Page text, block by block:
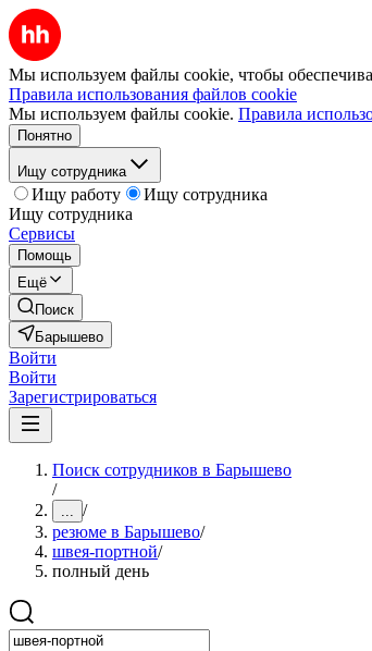
Мы используем файлы cookie, чтобы
Правила использования файлов cookie
Мы используем файлы cookie. Правила
Понятно
Ищу сотрудника
Ищу работу
Ищу сотрудника
Ищу сотрудника
Сервисы
Помощь
Ещё
Поиск
Барышево
Войти
Войти
Зарегистрироваться
Поиск сотрудников в Барышево
/
... /
резюме в Барышево/
швея-портной/
полный день